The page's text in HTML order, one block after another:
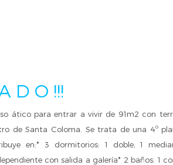
D O !!!
ático para entrar a vivir de 91m2 con
de Santa Coloma. Se trata de una 4º
en:* 3 dormitorios: 1 doble, 1
con salida a galería* 2 baños: 1